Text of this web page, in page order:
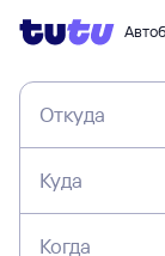
Откуда
Куда
Когда